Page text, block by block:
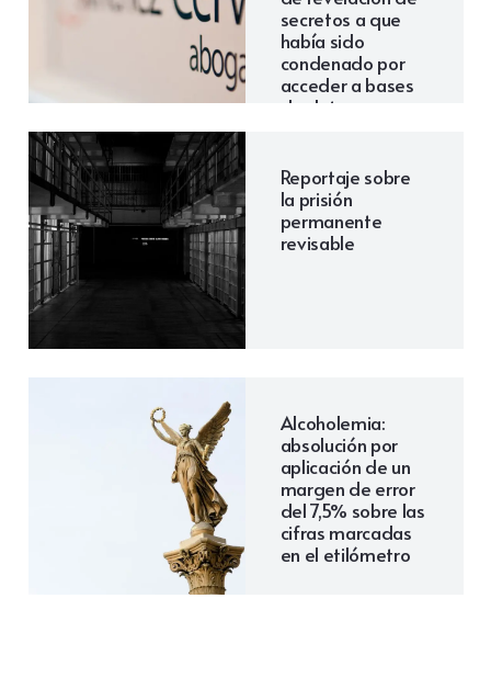
secretos a que
había sido
condenado por
acceder a bases
de datos
personales de un
tercero
Reportaje sobre
la prisión
permanente
revisable
Alcoholemia:
absolución por
aplicación de un
margen de error
del 7,5% sobre las
cifras marcadas
en el etilómetro